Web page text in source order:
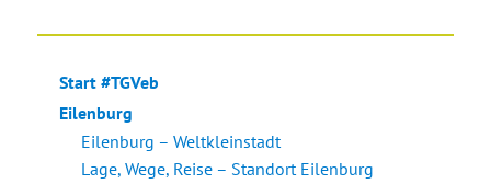
Start #TGVeb
Eilenburg
Eilenburg – Weltkleinstadt
Lage, Wege, Reise – Standort Eilenburg